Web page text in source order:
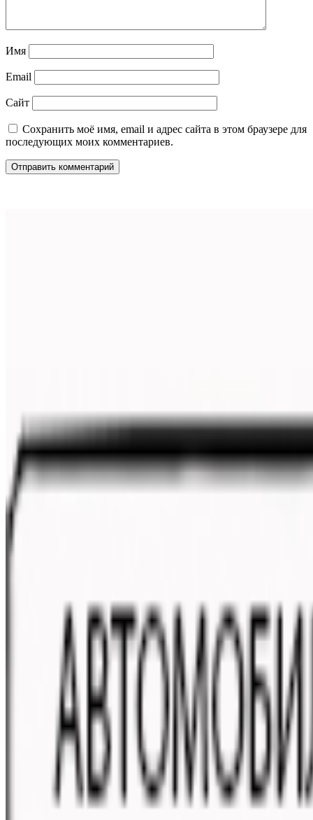
Имя
Email
Сайт
Сохранить моё имя, email и адрес сайта в этом браузере для
последующих моих комментариев.